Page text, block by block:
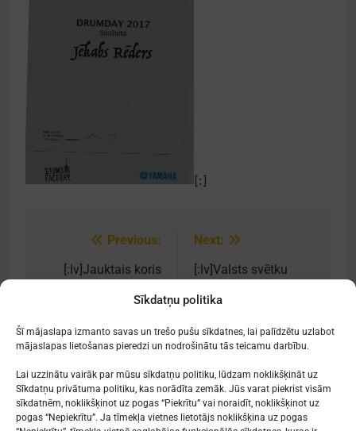
Sīkdatņu politika
Šī mājaslapa izmanto savas un trešo pušu sīkdatnes, lai palīdzētu uzlabot
mājaslapas lietošanas pieredzi un nodrošinātu tās teicamu darbību.
Lai uzzinātu vairāk par mūsu sīkdatņu politiku, lūdzam noklikšķināt uz
Sīkdatņu privātuma politiku, kas norādīta zemāk. Jūs varat piekrist visām
sīkdatnēm, noklikšķinot uz pogas “Piekrītu” vai noraidīt, noklikšķinot uz
pogas “Nepiekrītu”. Ja tīmekļa vietnes lietotājs noklikšķina uz pogas
[:]
navigation
Previous:
[:lv]Jauktais koris
koru konkursā
Prāgā[:]
Next:
[:lv]Valsts svētku
kora skolā[:]
Mākslu izglītības kompetences centrs